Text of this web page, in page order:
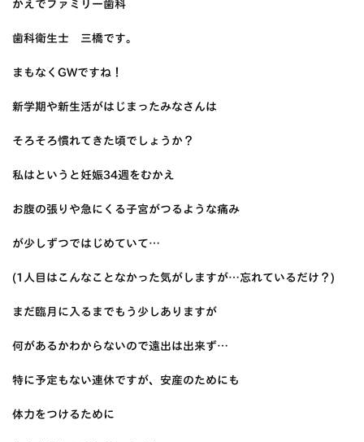
かえでファミリー歯科
歯科衛生士 三橋です。
まもなくGWですね！
新学期や新生活がはじまったみなさんは
そろそろ慣れてきた頃でしょうか？
私はというと妊娠34週をむかえ
お腹の張りや急にくる子宮がつるような痛み
が少しずつではじめていて…
(1人目はこんなことなかった気がしますが…忘れているだけ？)
まだ臨月に入るまでもう少しありますが
何があるかわからないので遠出は出来ず…
特に予定もない連休ですが、安産のためにも
体力をつけるために